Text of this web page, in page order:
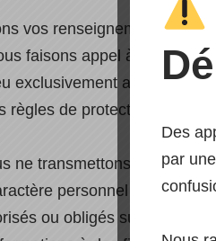
vos renseignements à
faisons appel à des
exclusivement aux fins de
règles de protection des
ne transmettons pas les
personnel ne seront
ou obligés sur la base
Des
par